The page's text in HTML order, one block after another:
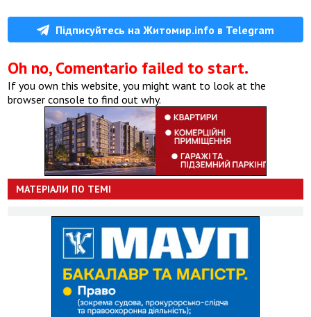
Підписуйтесь на Житомир.info в Telegram
Oh no, Comentario failed to start.
If you own this website, you might want to look at the
browser console to find out why.
МАТЕРІАЛИ ПО ТЕМІ